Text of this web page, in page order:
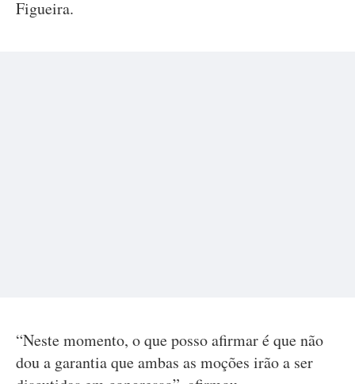
Figueira.
“Neste momento, o que posso afirmar é que não
dou a garantia que ambas as moções irão a ser